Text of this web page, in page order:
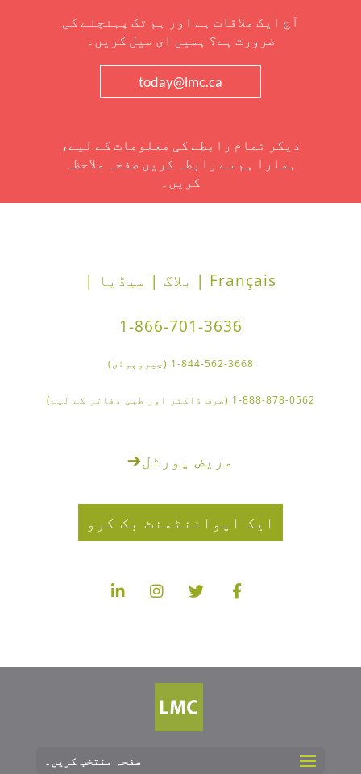
آج ایک ملاقات ہے اور ہم تک پہنچنے کی
ضرورت ہے؟ ہمیں ای میل کریں۔
today@lmc.ca
دیگر تمام رابطے کی معلومات کے لیے،
ہمارا ہم سے رابطہ کریں صفحہ ملاحظہ
کریں۔
Français | بلاگ | میڈیا |
1-866-701-3636
1-844-562-3668 (چیروپوڈی)
1-888-878-0562 (صرف ڈاکٹر اور طبی دفاتر کے لیے)
مریض پورٹل➔
ایک اپوائنٹمنٹ بک کرو
صفحہ منتخب کریں۔